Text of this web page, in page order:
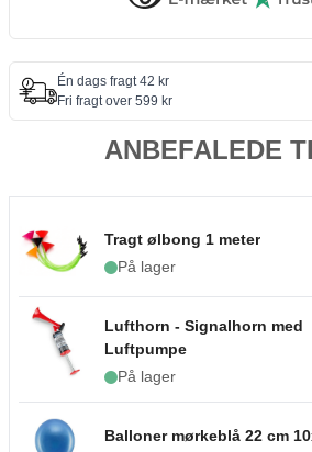
Én dags fragt 42 kr
Fri fragt over 599 kr
ANBEFALEDE
Tragt ølbong 1 meter
På lager
Lufthorn - Signalhorn med
Luftpumpe
På lager
Balloner mørkeblå 22 cm